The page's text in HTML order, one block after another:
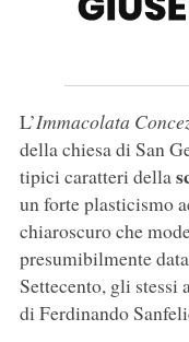
L’Immacolata
della chiesa di San
tipici caratteri della
un forte plasticismo
chiaroscuro che
presumibilmente
Settecento, gli
di Ferdinando